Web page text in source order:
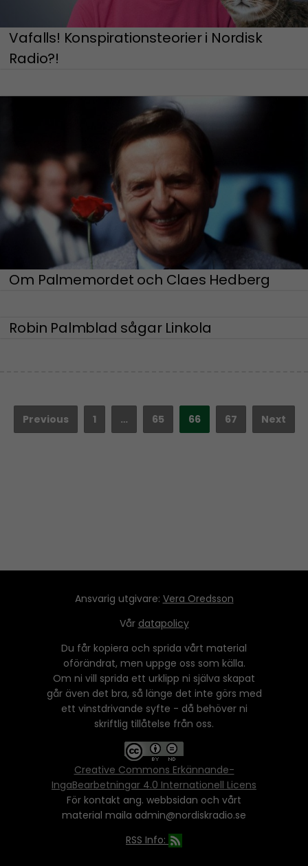
Vafalls! Konspirationsteorier i Nordisk
Radio?!
Om Palmemordet och Claes Hedberg
Robin Palmblad sågar Linkola
Previous 1 … 65 66 67 Next
Ansvarig utgivare: Vera Oredsson
Vår datapolicy
Du får kopiera och sprida vårt material
oförändrat, men uppge oss som källa.
Om ni vill sprida ett urklipp ni själva skapat
går även det bra, så länge det inte görs med
ett vinstdrivande syfte - då behöver ni
skriftlig tillåtelse från oss.
Creative Commons Erkännande-
IngaBearbetningar 4.0 Internationell Licens
För kontakt ang. webbsidan och vårt
material maila admin@nordiskradio.se
RSS Info: